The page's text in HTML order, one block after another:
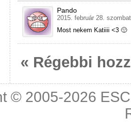
Pando
2015. február 28.
Most nekem Katiiii <3 🙂
« Régebbi
© 2005-2026